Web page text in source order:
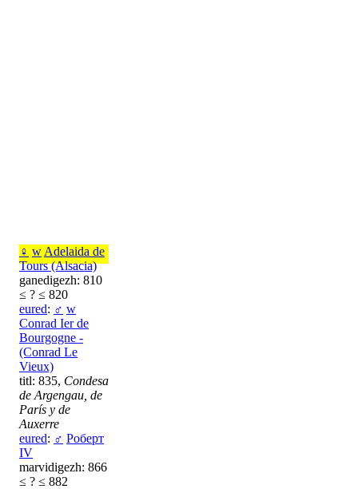
♀ w Adelaida de
Tours (Alsacia)
ganedigezh: 810
≤ ? ≤ 820
eured: ♂ w
Conrad Ier de
Bourgogne -
(Conrad Le
Vieux)
titl: 835, Condesa
de Argengau, de
París y de
Auxerre
eured: ♂ Роберт
IV
marvidigezh: 866
≤ ? ≤ 882